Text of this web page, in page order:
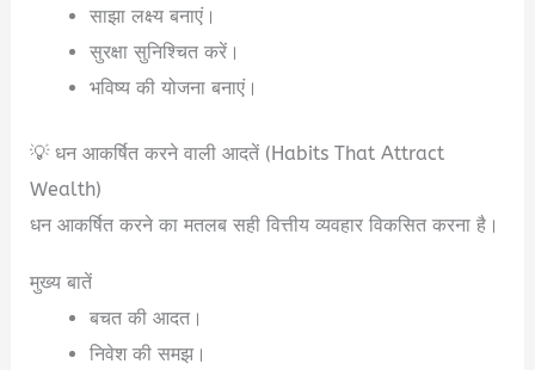
साझा लक्ष्य बनाएं।
सुरक्षा सुनिश्चित करें।
भविष्य की योजना बनाएं।
💡 धन आकर्षित करने वाली आदतें (Habits That Attract
Wealth)
धन आकर्षित करने का मतलब सही वित्तीय व्यवहार विकसित करना है।
मुख्य बातें
बचत की आदत।
निवेश की समझ।